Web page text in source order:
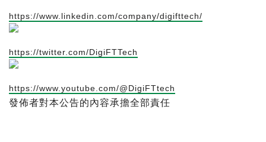
https://www.linkedin.com/company/digifttech/
https://twitter.com/DigiFTTech
https://www.youtube.com/@DigiFTtech
發佈者對本公告的內容承擔全部責任